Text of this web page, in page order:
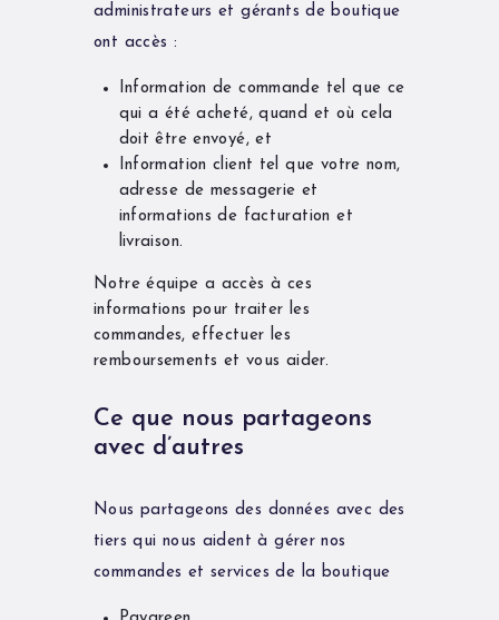
administrateurs et gérants de boutique
ont accès :
Information de commande tel que ce
qui a été acheté, quand et où cela
doit être envoyé, et
Information client tel que votre nom,
adresse de messagerie et
informations de facturation et
livraison.
Notre équipe a accès à ces
informations pour traiter les
commandes, effectuer les
remboursements et vous aider.
Ce que nous partageons
avec d’autres
Nous partageons des données avec des
tiers qui nous aident à gérer nos
commandes et services de la boutique